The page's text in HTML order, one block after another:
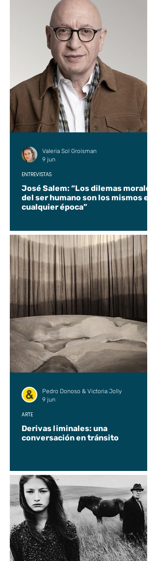
José Salem: “Los dilemas morales
del ser humano son los mismos en
cualquier época”
ENTREVISTAS
Valeria Sol Groisman
9 jun
Derivas liminales: una
conversación en tránsito
ARTE
Pedro Donoso & Victoria Jolly
9 jun